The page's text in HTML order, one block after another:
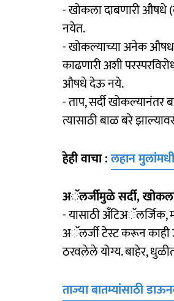
- खोकला दाबणारी औषधे
नयेत.
- खोकल्याच्या अनेक
काढणारी अशी
औषधे देऊ नये.
- ताप, सर्दी खोकल्यानंतर
त्यासाठी बाळ बरे
हेही वाचा :लहान
अॅलर्जीमुळे सर्दी,
- यासाठी अँटिअॅलर्जिक,
अॅलर्जी टेस्ट करून काही
ठरवलेले योग्य. बाहेर,
ताज्या बातम्यांसाठी